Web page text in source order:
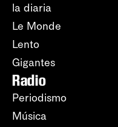
la diaria
Le Monde
Lento
Gigantes
Radio
Periodismo
Música